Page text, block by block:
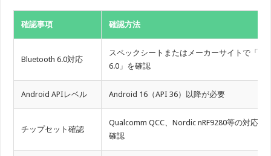
確認事項 確認方法
Bluetooth 6.0対応
スペックシートまたはメーカーサイトで「
6.0」を確認
Android APIレベル Android 16（API 36）以降が必要
チップセット確認
Qualcomm QCC、Nordic nRF9280等の対応チ
確認